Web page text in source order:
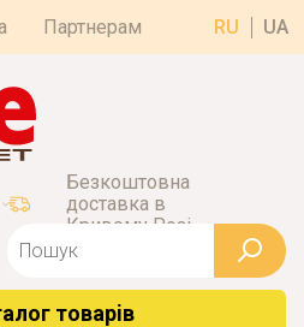
Партнерам RU UA
Безкоштовна
доставка в
Кривому Розі
товарiв